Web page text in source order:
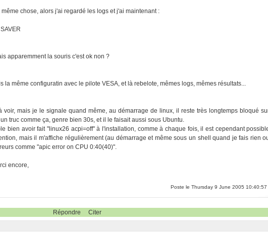
chose, alors j'ai regardé les logs et j'ai maintenant :
apparemment la souris c'est ok non ?
la même configuratin avec le pilote VESA, et là rebelote, mêmes logs, mêmes résultats...
voir, mais je le signale quand même, au démarrage de linux, il reste très longtemps bloqué
truc comme ça, genre bien 30s, et il le faisait aussi sous Ubuntu.
bien avoir fait "linux26 acpi=off" à l'installation, comme à chaque fois, il est cependant
mais il m'affiche régulièrement (au démarrage et même sous un shell quand je fais rien
comme "apic error on CPU 0:40(40)".
encore,
Poste le Thursday 9 June 2005 10:40:57
Répondre Citer